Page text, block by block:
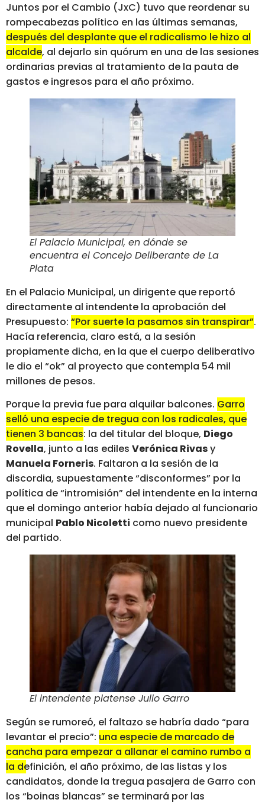
Juntos por el Cambio (JxC) tuvo que reordenar su
rompecabezas político en las últimas semanas,
después del desplante que el radicalismo le hizo al
alcalde, al dejarlo sin quórum en una de las sesiones
ordinarias previas al tratamiento de la pauta de
gastos e ingresos para el año próximo.
El Palacio Municipal, en dónde se
encuentra el Concejo Deliberante de La
Plata
En el Palacio Municipal, un dirigente que reportó
directamente al intendente la aprobación del
Presupuesto: “Por suerte la pasamos sin transpirar”.
Hacía referencia, claro está, a la sesión
propiamente dicha, en la que el cuerpo deliberativo
le dio el “ok” al proyecto que contempla 54 mil
millones de pesos.
Porque la previa fue para alquilar balcones. Garro
selló una especie de tregua con los radicales, que
tienen 3 bancas: la del titular del bloque, Diego
Rovella, junto a las ediles Verónica Rivasy
Manuela Forneris. Faltaron a la sesión de la
discordia, supuestamente “disconformes” por la
política de “intromisión” del intendente en la interna
que el domingo anterior había dejado al funcionario
municipal Pablo Nicoletti como nuevo presidente
del partido.
El intendente platense Julio Garro
Según se rumoreó, el faltazo se habría dado “para
levantar el precio”: una especie de marcado de
cancha para empezar a allanar el camino rumbo a
la definición, el año próximo, de las listas y los
candidatos, donde la tregua pasajera de Garro con
los “boinas blancas” se terminará por las